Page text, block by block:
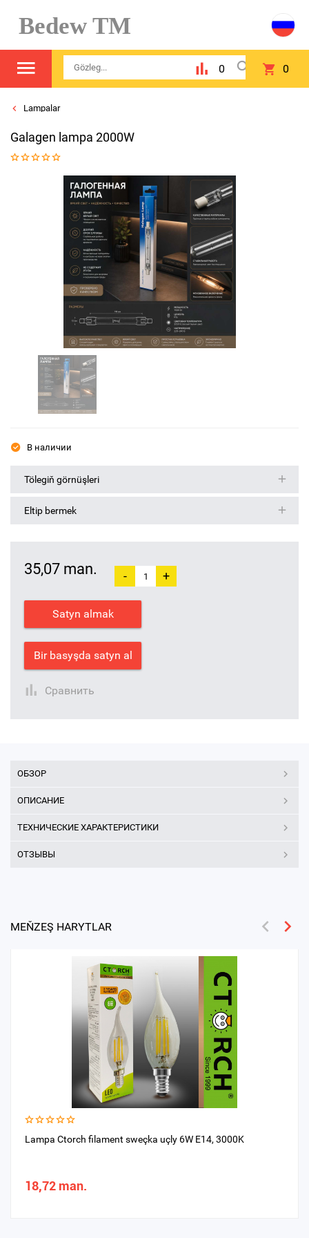
Bedew TM
0 0
Lampalar
Galagen lampa 2000W
В наличии
Tölegiň görnüşleri
Eltip bermek
35,07 man. - +
Satyn almak
Bir basyşda satyn al
Сравнить
ОБЗОР
ОПИСАНИЕ
ТЕХНИЧЕСКИЕ ХАРАКТЕРИСТИКИ
ОТЗЫВЫ
MEŇZEŞ HARYTLAR
Lampa Ctorch filament sweçka uçly 6W E14, 3000K
18,72 man.